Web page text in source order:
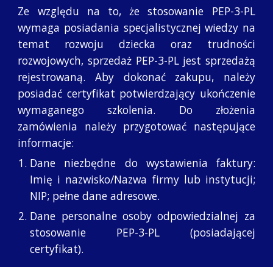
Ze względu na to, że stosowanie PEP-3-PL
wymaga posiadania specjalistycznej wiedzy na
temat rozwoju dziecka oraz trudności
rozwojowych, sprzedaż PEP-3-PL jest sprzedażą
rejestrowaną. Aby dokonać zakupu, należy
posiadać certyfikat potwierdzający ukończenie
wymaganego szkolenia. Do złożenia
zamówienia należy przygotować następujące
informacje:
Dane niezbędne do wystawienia faktury:
Imię i nazwisko/Nazwa firmy lub instytucji;
NIP; pełne dane adresowe.
Dane personalne osoby odpowiedzialnej za
stosowanie PEP-3-PL (posiadającej
certyfikat).